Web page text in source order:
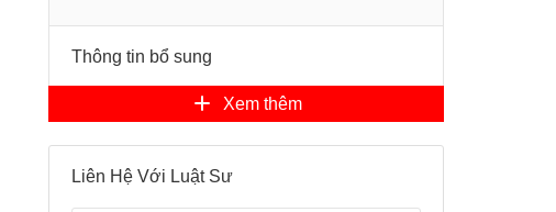
Thông tin bổ sung
Xem thêm
Liên Hệ Với Luật Sư